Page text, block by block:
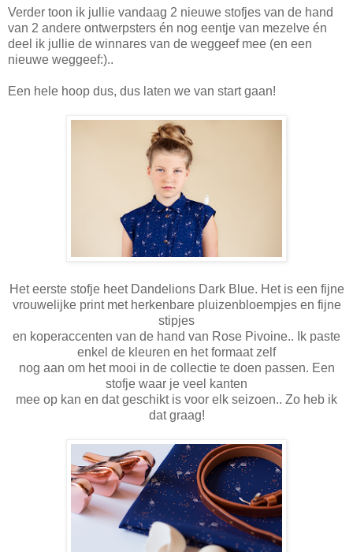
Verder toon ik jullie vandaag 2 nieuwe stofjes van de hand
van 2 andere ontwerpsters én nog eentje van mezelve én
deel ik jullie de winnares van de weggeef mee (en een
nieuwe weggeef:)..
Een hele hoop dus, dus laten we van start gaan!
Het eerste stofje heet Dandelions Dark Blue. Het is een fijne
vrouwelijke print met herkenbare pluizenbloempjes en fijne
stipjes
en koperaccenten van de hand van Rose Pivoine.. Ik paste
enkel de kleuren en het formaat zelf
nog aan om het mooi in de collectie te doen passen. Een
stofje waar je veel kanten
mee op kan en dat geschikt is voor elk seizoen.. Zo heb ik
dat graag!